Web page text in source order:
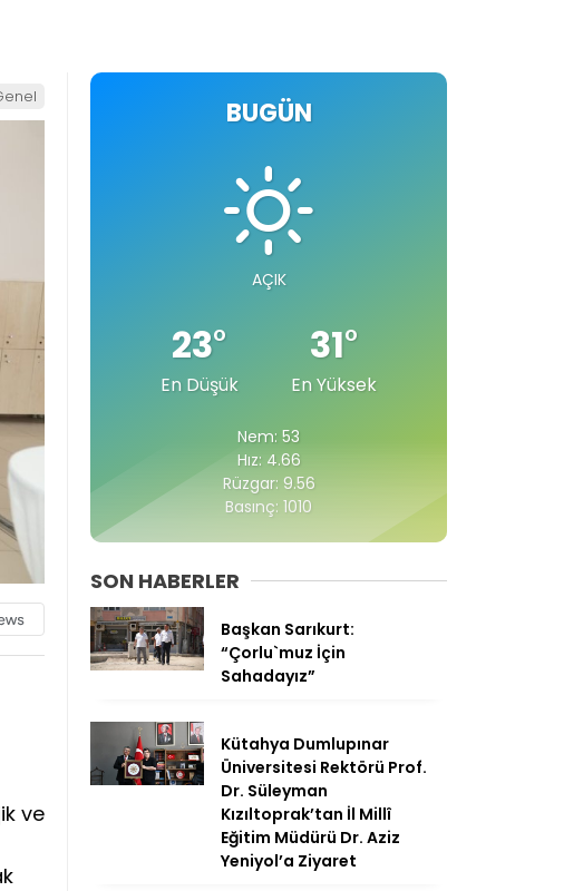
ve
BUGÜN
AÇIK
23°
En Düşük
31°
En Yüksek
Nem: 53
Hız: 4.66
Rüzgar: 9.56
Basınç: 1010
SON HABERLER
Başkan Sarıkurt:
“Çorlu`muz İçin
Sahadayız”
Kütahya Dumlupınar
Üniversitesi Rektörü Prof.
Dr. Süleyman
Kızıltoprak’tan İl Millî
Eğitim Müdürü Dr. Aziz
Yeniyol’a Ziyaret